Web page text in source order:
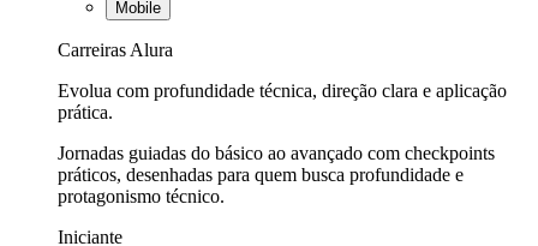
Mobile
Carreiras Alura
Evolua com profundidade técnica, direção clara e aplicação
prática.
Jornadas guiadas do básico ao avançado com checkpoints
práticos, desenhadas para quem busca profundidade e
protagonismo técnico.
Iniciante